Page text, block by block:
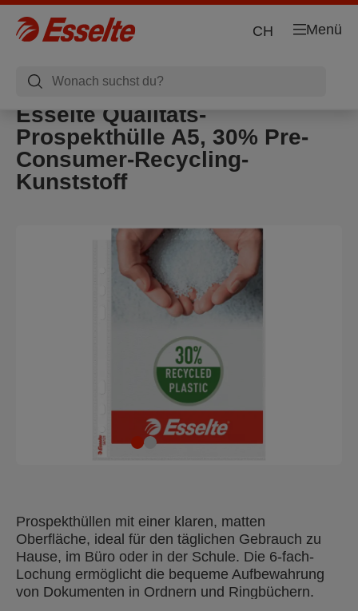
Menü
CH
Esselte Qualitäts-
Prospekthülle A5, 30% Pre-
Consumer-Recycling-
Kunststoff
Prospekthüllen mit einer klaren, matten
Oberfläche, ideal für den täglichen Gebrauch zu
Hause, im Büro oder in der Schule. Die 6-fach-
Lochung ermöglicht die bequeme Aufbewahrung
von Dokumenten in Ordnern und Ringbüchern.